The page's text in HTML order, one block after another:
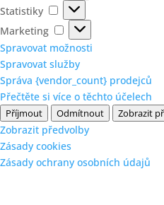
Statistiky
Statistiky
Marketing
Marketing
Spravovat možnosti
Spravovat služby
Správa {vendor_count} prodejců
Přečtěte si více o těchto účelech
Příjmout Odmítnout Zobrazit
Zobrazit předvolby
Zásady cookies
Zásady ochrany osobních údajů